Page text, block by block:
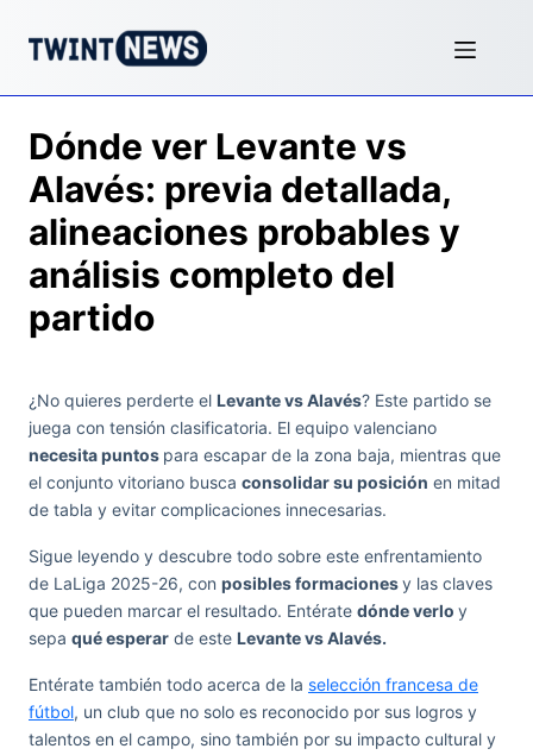
Dónde ver Levante vs
Alavés: previa detallada,
alineaciones probables y
análisis completo del
partido
¿No quieres perderte el Levante vs Alavés? Este partido se
juega con tensión clasificatoria. El equipo valenciano
necesita puntos para escapar de la zona baja, mientras que
el conjunto vitoriano busca consolidar su posición en mitad
de tabla y evitar complicaciones innecesarias.
Sigue leyendo y descubre todo sobre este enfrentamiento
de LaLiga 2025-26, con posibles formacionesy las claves
que pueden marcar el resultado. Entérate dónde verlo y
sepa qué esperar de este Levante vs Alavés.
Entérate también todo acerca de la selección francesa de
fútbol, un club que no solo es reconocido por sus logros y
talentos en el campo, sino también por su impacto cultural y